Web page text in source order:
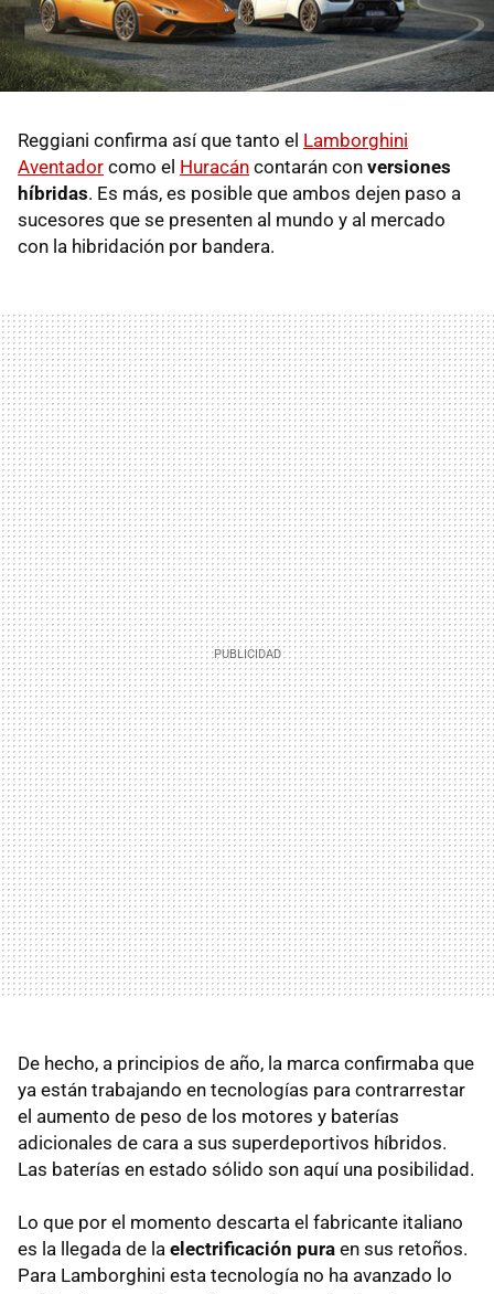
Reggiani confirma así que tanto el Lamborghini
Aventador como el Huracán contarán con versiones
híbridas. Es más, es posible que ambos dejen paso a
sucesores que se presenten al mundo y al mercado
con la hibridación por bandera.
De hecho, a principios de año, la marca confirmaba que
ya están trabajando en tecnologías para contrarrestar
el aumento de peso de los motores y baterías
adicionales de cara a sus superdeportivos híbridos.
Las baterías en estado sólido son aquí una posibilidad.
Lo que por el momento descarta el fabricante italiano
es la llegada de la electrificación pura en sus retoños.
Para Lamborghini esta tecnología no ha avanzado lo